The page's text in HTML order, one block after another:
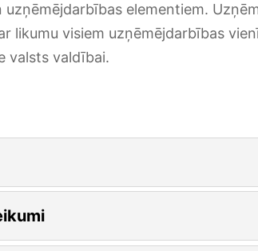
elementiem.
likumu visiem uzņēmējdarbības
valsts valdībai.